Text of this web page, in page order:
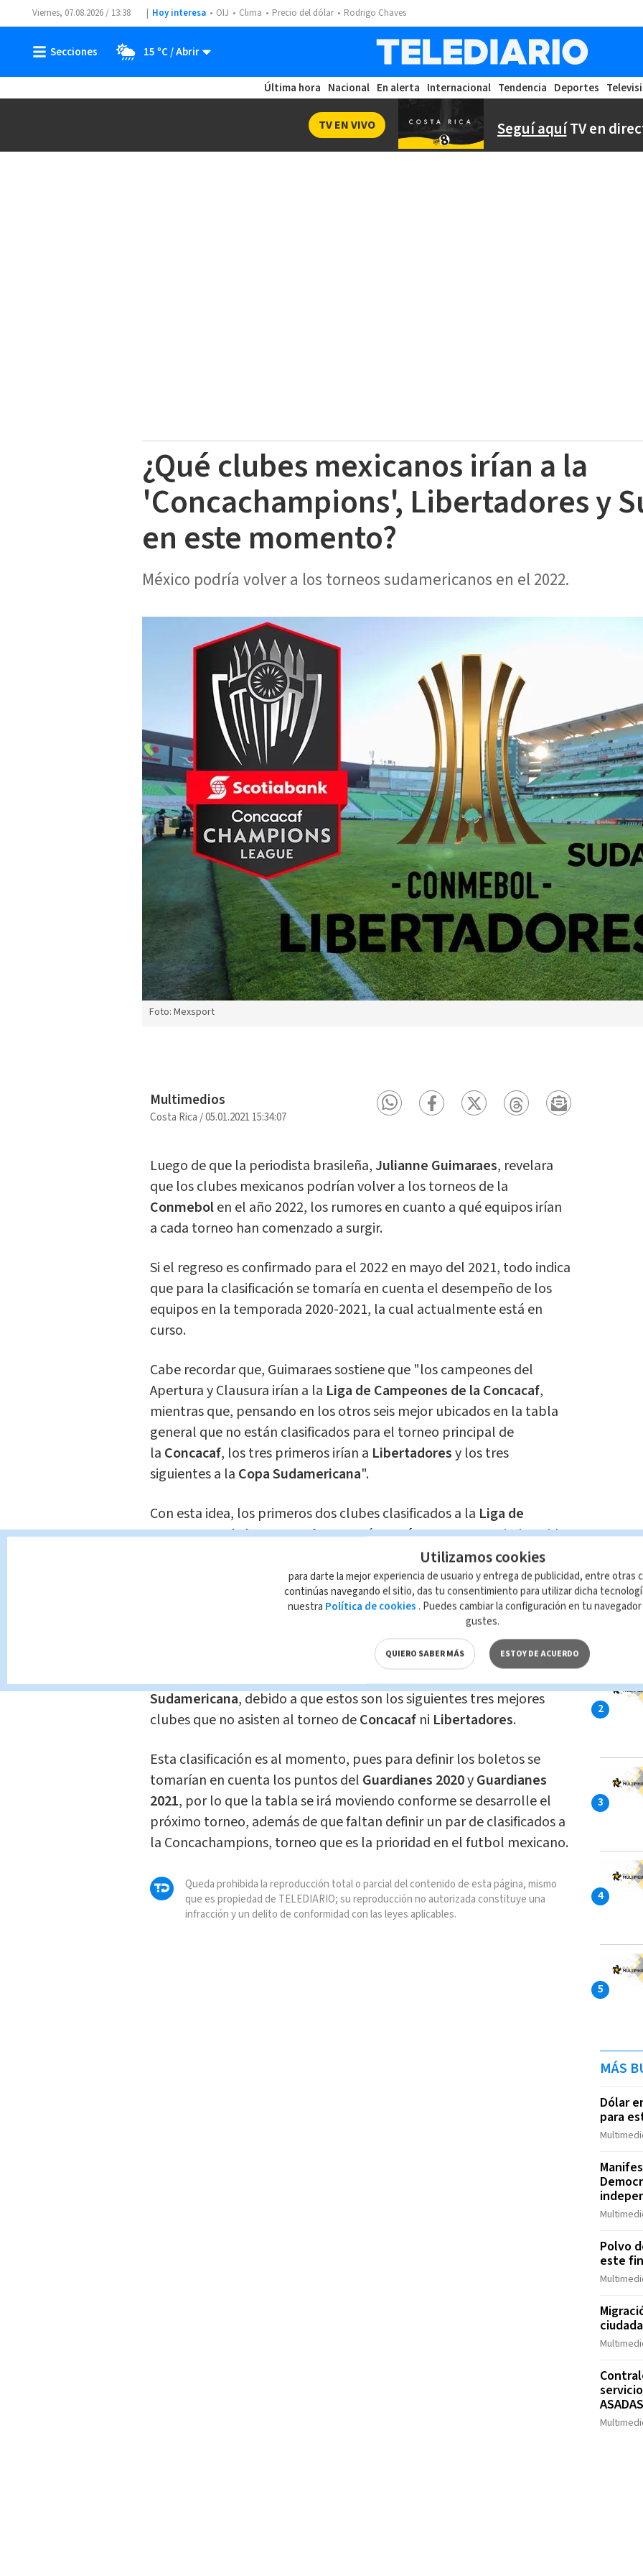
Viernes, 07.08.2026 / 13:38 Hoy interesa OIJ Clima Precio del dólar Rodrigo Chaves
15 ºC
Última hora Nacional En alerta Internacional Tendencia Deportes
Seguí aquíTV en
TV EN VIVO
¿Qué clubes mexicanos irían a la
'Concachampions', Libertadores y
en este momento?
México podría volver a los torneos sudamericanos en el 2022.
Foto: Mexsport
Multimedios
Costa Rica/05.01.2021 15:34:07
Luego de que la periodista brasileña, Julianne Guimaraes, revelara
que los clubes mexicanos podrían volver a los torneos de la
Conmebolen el año 2022, los rumores en cuanto a qué equipos irían
a cada torneo han comenzado a surgir.
Si el regreso es confirmado para el 2022 en mayo del 2021, todo indica
que para la clasificación se tomaría en cuenta el desempeño de los
equipos en la temporada 2020-2021, la cual actualmente está en
curso.
Cabe recordar que, Guimaraes sostiene que "los campeones del
Apertura y Clausura irían a la Liga de Campeones de la Concacaf,
mientras que, pensando en los otros seis mejor ubicados en la tabla
general que no están clasificados para el torneo principal de
la Concacaf, los tres primeros irían a Libertadoresy los tres
siguientes a la Copa Sudamericana".
Con esta idea, los primeros dos clubes clasificados a la Liga de
Campeones de la Concacaf 2022seríanLeónyPumaspor haber sido
finalistas, quedando pendientes los dos finalistas del torneo
Los tres clasificados a laCopa Libertadores 2022en este
yRayados
por ser los tres
mejores ubicados en la tabla que no asisten a la 'Concachampions',
Santosserían los que jugarían laCopa
Sudamericana, debido a que estos son los siguientes tres mejores
clubes que no asisten al torneo deConcacaf ni Libertadores.
Esta clasificación es al momento, pues para definir los boletos se
tomarían en cuenta los puntos del Guardianes 2020yGuardianes
2021, por lo que la tabla se irá moviendo conforme se desarrolle el
próximo torneo, además de que faltan definir un par de clasificados a
la Concachampions, torneo que es la prioridad en el futbol mexicano.
Queda prohibida la reproducción total o parcial del contenido de esta página, mismo
que es propiedad de TELEDIARIO; su reproducción no autorizada constituye una
infracción y un delito de conformidad con las leyes aplicables.
MÁS
Dólar
para
Polvo
este
ASADAS
Utilizamos cookies
para darte la mejor experiencia de usuario y entrega de publicidad, entre otras
continúas navegando el sitio, das tu consentimiento para utilizar dicha
nuestra Política de cookies . Puedes cambiar la configuración en tu
gustes.
QUIERO SABER MÁS ESTOY DE ACUERDO